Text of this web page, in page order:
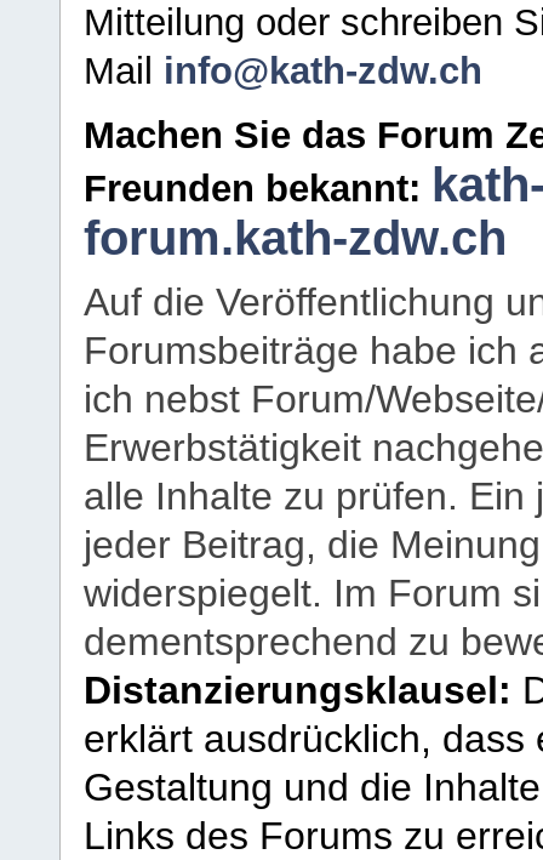
Mitteilung oder schreiben
Mail info@kath-zdw.ch
Machen Sie das Forum
Freunden bekannt:
forum.kath-zdw.ch
Auf die Veröffentlichung
Forumsbeiträge habe ich
ich nebst Forum/
Erwerbstätigkeit
alle Inhalte zu prüfen.
jeder Beitrag, die
widerspiegelt. Im Forum
dementsprechend zu
Distanzierungsklausel:
erklärt ausdrücklich,
Gestaltung und die
Links des Forums zu